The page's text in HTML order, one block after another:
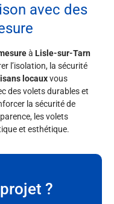
?
avec des
à Lisle-sur-Tarn
l’isolation, la sécurité
locauxvous
des volets durables et
la sécurité de
les volets
et esthétique.